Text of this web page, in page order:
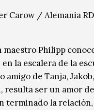
Carow / Alemania
Philipp
la escalera de la
amigo de Tanja,
resulta ser un amor
terminado la